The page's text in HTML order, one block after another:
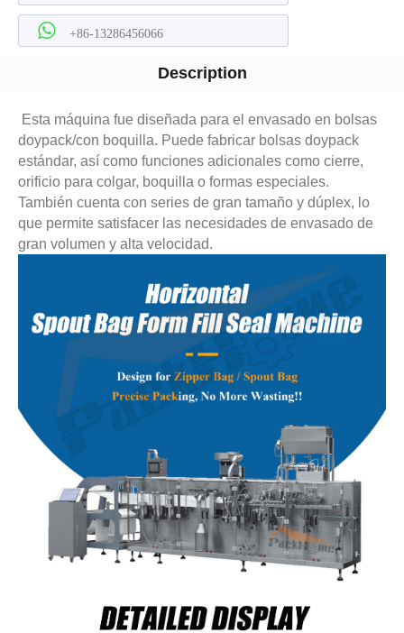
+86-13286456066
Description
Esta máquina fue diseñada para el envasado en bolsas
doypack/con boquilla. Puede fabricar bolsas doypack
estándar, así como funciones adicionales como cierre,
orificio para colgar, boquilla o formas especiales.
También cuenta con series de gran tamaño y dúplex, lo
que permite satisfacer las necesidades de envasado de
gran volumen y alta velocidad.